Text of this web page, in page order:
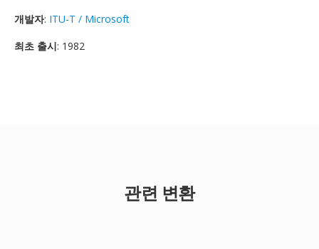
개발자: ITU-T / Microsoft
최초 출시: 1982
관련 변환